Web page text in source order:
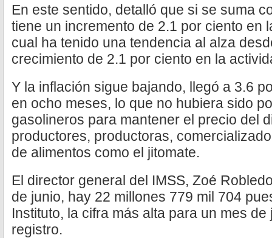
En este sentido, detalló que si se suma
tiene un incremento de 2.1 por ciento en
cual ha tenido una tendencia al alza
crecimiento de 2.1 por ciento en la
Y la inflación sigue bajando, llegó a 3.6
en ocho meses, lo que no hubiera sido
gasolineros para mantener el precio del
productores, productoras,
de alimentos como el jitomate.
El director general del IMSS, Zoé
de junio, hay 22 millones 779 mil 704
Instituto, la cifra más alta para un mes
registro.